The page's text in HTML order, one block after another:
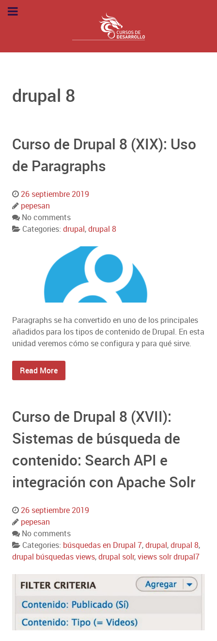
drupal 8
Curso de Drupal 8 (XIX): Uso
de Paragraphs
26 septiembre 2019
pepesan
No comments
Categories: drupal,drupal 8
Paragraphs se ha convertido en uno de los principales
añadidos para los tipos de contenido de Drupal. En esta
unidad veremos cómo se configura y para qué sirve.
Read More
Curso de Drupal 8 (XVII):
Sistemas de búsqueda de
contenido: Search API e
integración con Apache Solr
26 septiembre 2019
pepesan
No comments
Categories: búsquedas en Drupal 7,drupal,drupal 8,
drupal búsquedas views,drupal solr,views solr drupal7